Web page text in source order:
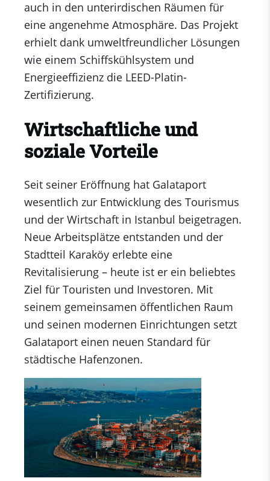
auch in den unterirdischen Räumen für
eine angenehme Atmosphäre. Das Projekt
erhielt dank umweltfreundlicher Lösungen
wie einem Schiffskühlsystem und
Energieeffizienz die LEED-Platin-
Zertifizierung.
Wirtschaftliche und
soziale Vorteile
Seit seiner Eröffnung hat Galataport
wesentlich zur Entwicklung des Tourismus
und der Wirtschaft in Istanbul beigetragen.
Neue Arbeitsplätze entstanden und der
Stadtteil Karaköy erlebte eine
Revitalisierung – heute ist er ein beliebtes
Ziel für Touristen und Investoren. Mit
seinem gemeinsamen öffentlichen Raum
und seinen modernen Einrichtungen setzt
Galataport einen neuen Standard für
städtische Hafenzonen.